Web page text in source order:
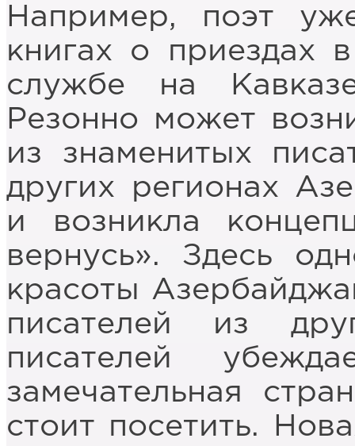
Например, поэт
книгах о приездах
службе на
Резонно может
из знаменитых
других регионах
и возникла
вернусь». Здесь
красоты
писателей из
писателей
замечательная
стоит посетить.